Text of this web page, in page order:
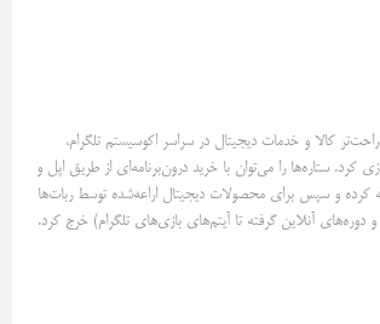
کالا و خدمات دیجیتال در سراسر اکوسیستم تلگرام،
کرد. ستاره‌ها را می‌توان با خرید درون‌برنامه‌ای از طریق اپل و
کرده و سپس برای محصولات دیجیتال اراعه‌شده توسط ربات‌ها
دوره‌های آنلاین گرفته تا آیتم‌های بازی‌های تلگرام) خرج کرد.